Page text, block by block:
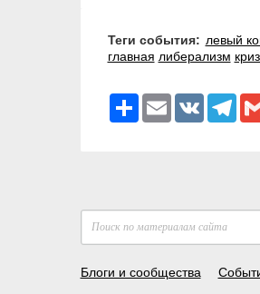
Теги события: левый
главная либерализм
РесурсEmail VK
Блоги и сообщества